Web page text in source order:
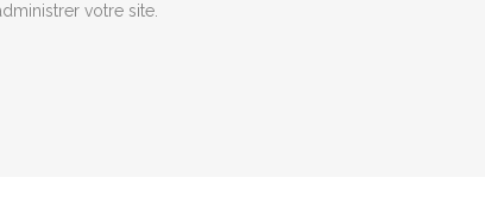
votre site.